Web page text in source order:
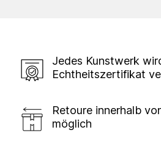
Jedes Kunstwerk
Echtheitszertifikat
Retoure innerhalb
möglich